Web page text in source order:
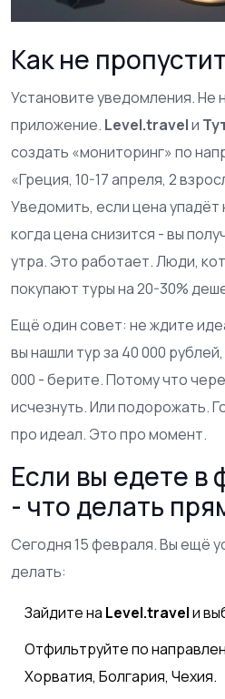
Как не
Установите уведомления. Не
приложение. Level.travelи
создать «мониторинг» по
«Греция, 10-17 апреля, 2
Уведомить, если цена упадёт
когда цена снизится - вы
утра. Это работает. Люди,
покупают туры на 20-30%
Ещё один совет: не ждите
вы нашли тур за 40 000
000 - берите. Потому что
исчезнуть. Или подорожать.
про идеал. Это про момент.
Если вы едете в
- что делать
Сегодня 15 февраля. Вы ещё
делать:
Зайдите на Level.travelи
Отфильтруйте по
Хорватия, Болгария, Чехия.